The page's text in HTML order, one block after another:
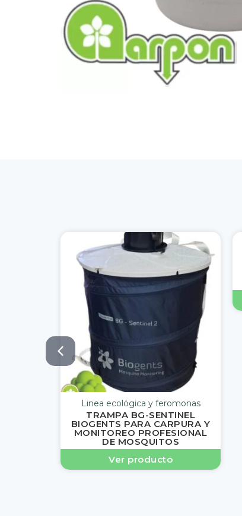
Linea ecológica y feromonas
TRAMPA BG-SENTINEL
BIOGENTS PARA CARPURA Y
MONITOREO PROFESIONAL
DE MOSQUITOS
Ver producto